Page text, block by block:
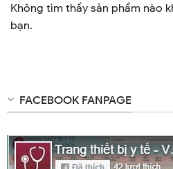
Không tìm thấy sản phẩm nào
bạn.
FACEBOOK FANPAGE